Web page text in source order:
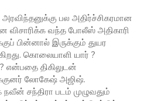
பல அதிர்ச்சிகரமான
வந்த போலீஸ் அதிகாரி
பின்னால் இருக்கும் துயர
கொலையாளி யார் ?
திகிலுடன்
லோகேஷ் அஜிஷ்.
சந்திரா படம் முழுவதும்